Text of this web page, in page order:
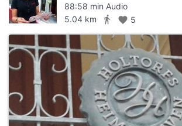
88:58 min Audio
5.04 km
directions_walk favorite 5